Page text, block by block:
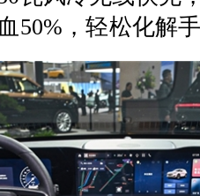
50%，轻松化解